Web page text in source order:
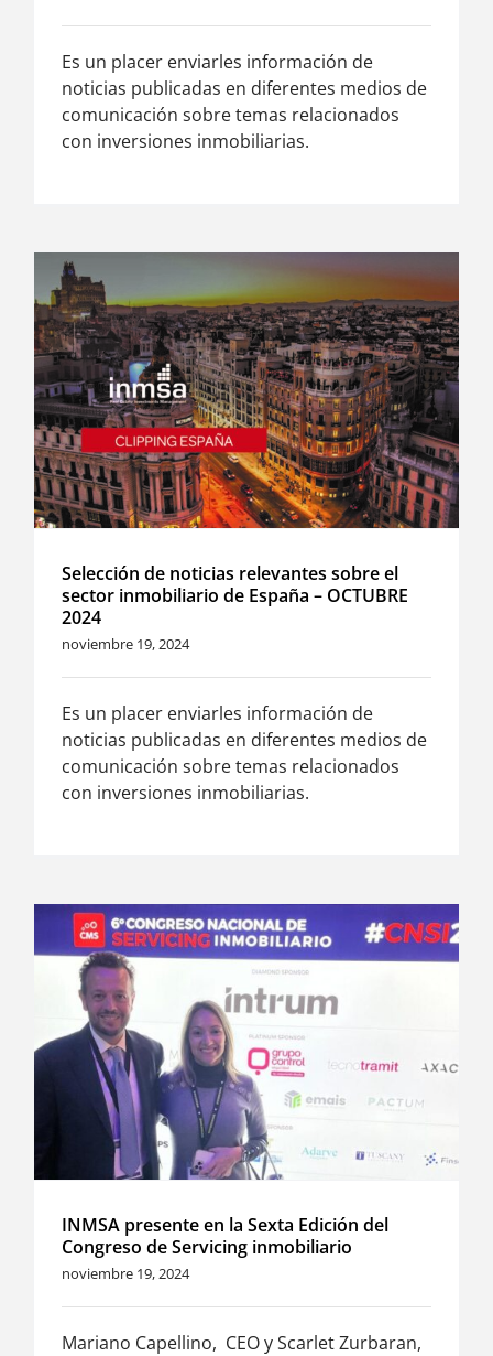
Es un placer enviarles información de
noticias publicadas en diferentes medios de
comunicación sobre temas relacionados
con inversiones inmobiliarias.
Selección de noticias relevantes sobre el
sector inmobiliario de España – OCTUBRE
2024
noviembre 19, 2024
Es un placer enviarles información de
noticias publicadas en diferentes medios de
comunicación sobre temas relacionados
con inversiones inmobiliarias.
INMSA presente en la Sexta Edición del
Congreso de Servicing inmobiliario
noviembre 19, 2024
Mariano Capellino, CEO y Scarlet Zurbaran,